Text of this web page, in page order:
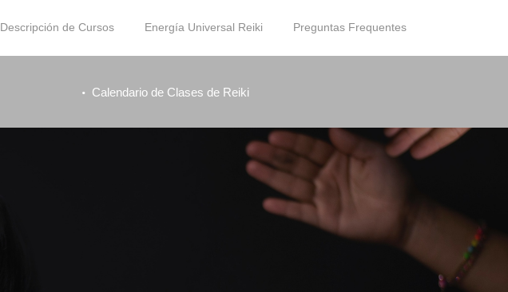
Descripción de Cursos Energía Universal Reiki Preguntas Frequentes
Calendario de Clases de Reiki